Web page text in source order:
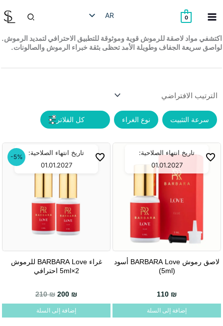
إلى
0
AR
EN
البحث
اكتشفي مواد لاصقة للرموش قوية وموثوقة للتطبيق الاحترافي لتمديد الرموش.
لواصق سريعة الجفاف وطويلة الأمد تحظى بثقة خبراء الرموش والصالونات.
سرعة التثبيت نوع الغراء
تاريخ انتهاء الصلاحية:
01.01.2027
لاصق رموش BARBARA Love أسود
(5ml)
110 ₪
إضافة إلى السلة
-5%
تاريخ انتهاء الصلاحية:
01.01.2027
غراء BARBARA Love للرموش
2×5ml احترافي
210₪ 200 ₪
إضافة إلى السلة